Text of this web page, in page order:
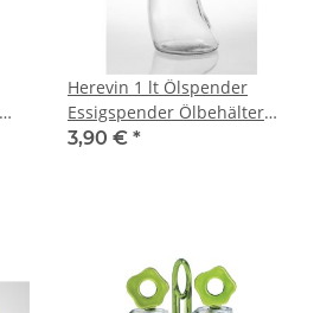
Herevin 1 lt Ölspender
Essigspender Ölbehälter
Essigbehälter Ölflasche
3,90 € *